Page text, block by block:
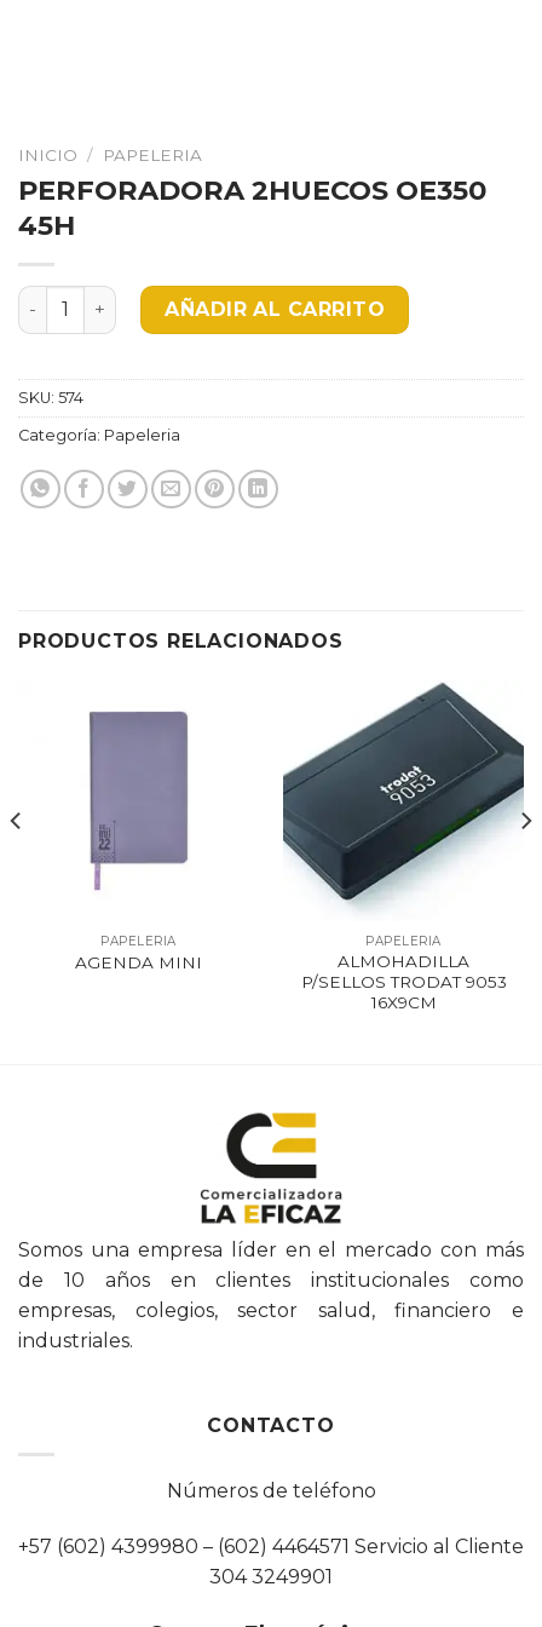
INICIO / PAPELERIA
PERFORADORA 2HUECOS OE350
45H
PERFORADORA 2HUECOS OE350 45H cantidad
AÑADIR AL CARRITO
SKU: 574
Categoría: Papeleria
PRODUCTOS RELACIONADOS
PAPELERIA
AGENDA MINI
PAPELERIA
ALMOHADILLA
P/SELLOS TRODAT 9053
16X9CM
Somos una empresa líder en el mercado con más
de 10 años en clientes institucionales como
empresas, colegios, sector salud, financiero e
industriales.
CONTACTO
Números de teléfono
+57 (602) 4399980 – (602) 4464571 Servicio al Cliente
304 3249901